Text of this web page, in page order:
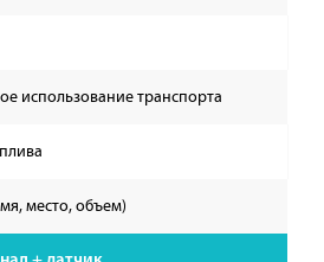
использование транспорта
место, объем)